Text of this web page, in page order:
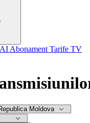
AI Abonament Tarife TV